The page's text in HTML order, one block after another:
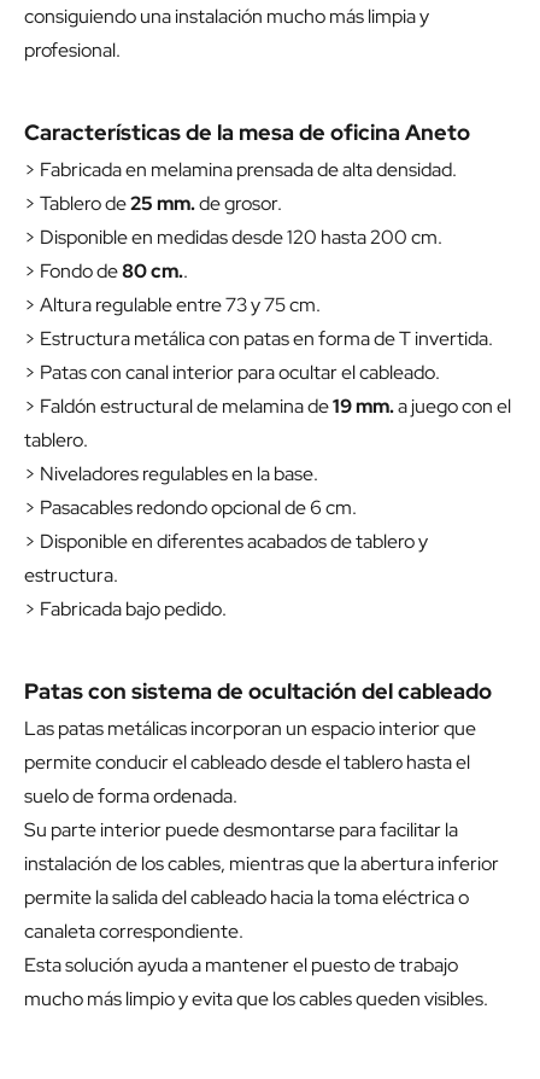
consiguiendo una instalación mucho más limpia y
profesional.
Características de la mesa de oficina Aneto
> Fabricada en melamina prensada de alta densidad.
> Tablero de25 mm.de grosor.
> Disponible en medidas desde 120 hasta 200 cm.
> Fondo de80 cm..
> Altura regulable entre 73 y 75 cm.
> Estructura metálica con patas en forma de T invertida.
> Patas con canal interior para ocultar el cableado.
> Faldón estructural de melamina de19 mm.a juego con el
tablero.
> Niveladores regulables en la base.
> Pasacables redondo opcional de 6 cm.
> Disponible en diferentes acabados de tablero y
estructura.
> Fabricada bajo pedido.
Patas con sistema de ocultación del cableado
Las patas metálicas incorporan un espacio interior que
permite conducir el cableado desde el tablero hasta el
suelo de forma ordenada.
Su parte interior puede desmontarse para facilitar la
instalación de los cables, mientras que la abertura inferior
permite la salida del cableado hacia la toma eléctrica o
canaleta correspondiente.
Esta solución ayuda a mantener el puesto de trabajo
mucho más limpio y evita que los cables queden visibles.